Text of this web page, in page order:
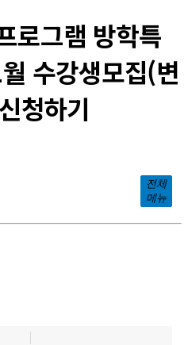
로그램 방학특
수강생모집(변
청하기
전체
메뉴